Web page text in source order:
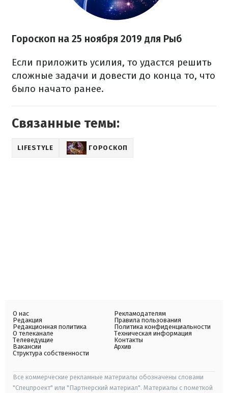
Гороскоп на 25 ноября 2019 для Рыб
Если приложить усилия, то удастся решить
сложные задачи и довести до конца то, что
было начато ранее.
Связанные темы:
LIFESTYLE ГОРОСКОП
О нас
Редакция
Редакционная политика
О телеканале
Телеведущие
Вакансии
Структура собственности
Рекламодателям
Правила пользования
Политика конфиденциальности
Техническая информация
Контакты
Архив
Все коммерческие рекламные материалы обозначены словами
"Спецпроект" или "Партнерский материал". Материалы с пометкой